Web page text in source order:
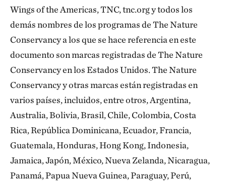
Wings of the Americas, TNC, tnc.org y todos los
demás nombres de los programas de The Nature
Conservancy a los que se hace referencia en este
documento son marcas registradas de The Nature
Conservancy en los Estados Unidos. The Nature
Conservancy y otras marcas están registradas en
varios países, incluidos, entre otros, Argentina,
Australia, Bolivia, Brasil, Chile, Colombia, Costa
Rica, República Dominicana, Ecuador, Francia,
Guatemala, Honduras, Hong Kong, Indonesia,
Jamaica, Japón, México, Nueva Zelanda, Nicaragua,
Panamá, Papua Nueva Guinea, Paraguay, Perú,